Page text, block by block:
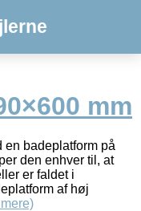
mm
en badeplatform på
den enhver til, at
er faldet i
af høj